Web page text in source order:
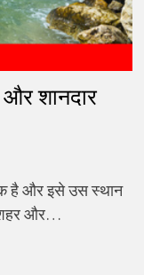
शानदार
है और इसे उस स्थान
शहर और…